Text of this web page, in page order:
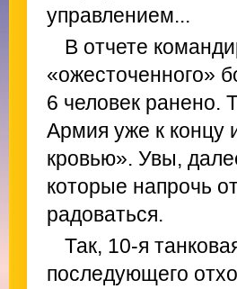
управлением...
В отчете
«ожесточенного»
6 человек ранено.
Армия уже к концу
кровью». Увы,
которые напрочь
радоваться.
Так, 10-я
последующего